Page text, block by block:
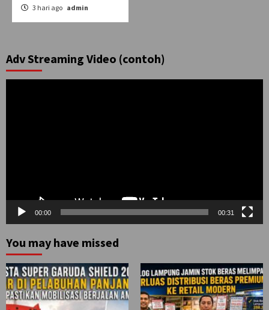
3 hari ago admin
Adv Streaming Video (contoh)
00:00 00:31
You may have missed